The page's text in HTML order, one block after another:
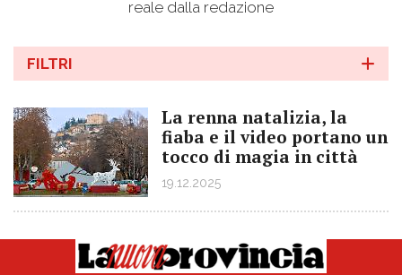
reale dalla redazione
FILTRI
La renna natalizia, la
fiaba e il video portano un
tocco di magia in città
19.12.2025